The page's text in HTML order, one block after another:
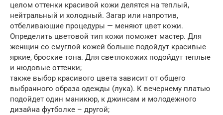
целом оттенки красивой кожи делятся на теплый,
нейтральный и холодный. Загар или напротив,
отбеливающие процедуры — меняют цвет кожи.
Определить цветовой тип кожи поможет мастер. Для
женщин со смуглой кожей больше подойдут красивые
яркие, броские тона. Для светлокожих подойдут теплые
и нюдовые оттенки;
также выбор красивого цвета зависит от общего
выбранного образа одежды (лука). К вечернему платью
подойдет один маникюр, к джинсам и молодежного
дизайна футболке – другой;